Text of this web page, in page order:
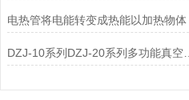
电热管将电能转变成热能以加热物体
DZJ-10系列DZJ-20系列多功能真空滤油机